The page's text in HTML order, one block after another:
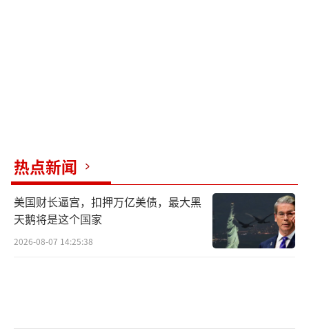
热点新闻
美国财长逼宫，扣押万亿美债，最大黑
天鹅将是这个国家
2026-08-07 14:25:38